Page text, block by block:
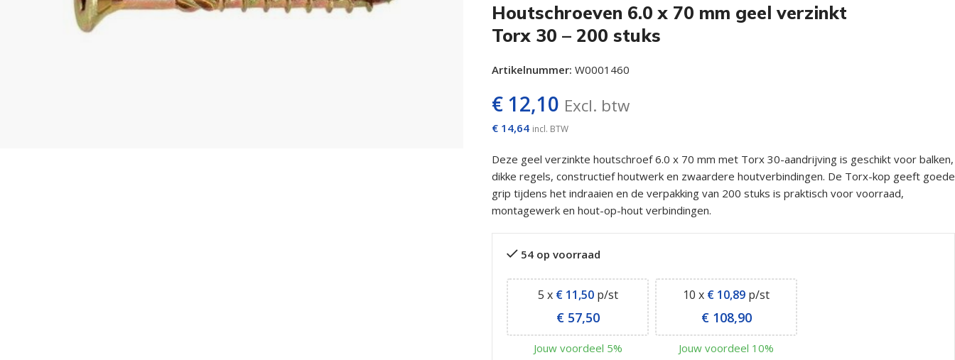
Houtschroeven 6.0 x 70 mm geel verzinkt
Torx 30 – 200 stuks
Artikelnummer: W0001460
€ 12,10 Excl. btw
€ 14,64 incl. BTW
Deze geel verzinkte houtschroef 6.0 x 70 mm met Torx 30-aandrijving is geschikt voor balken,
dikke regels, constructief houtwerk en zwaardere houtverbindingen. De Torx-kop geeft goede
grip tijdens het indraaien en de verpakking van 200 stuks is praktisch voor voorraad,
montagewerk en hout-op-hout verbindingen.
54 op voorraad
5 x €11,50p/st
€57,50
Jouw voordeel 5%
10 x € 10,89 p/st
€108,90
Jouw voordeel 10%